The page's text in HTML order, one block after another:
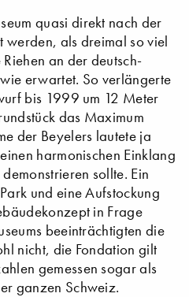
quasi direkt nach der
werden, als dreimal so viel
an der deutsch-
erwartet. So verlängerte
bis 1999 um 12 Meter
das Maximum
der Beyelers lautete ja
harmonischen Einklang
sollte. Ein
und eine Aufstockung
in Frage
beeinträchtigten die
nicht, die Fondation gilt
gemessen sogar als
ganzen Schweiz.